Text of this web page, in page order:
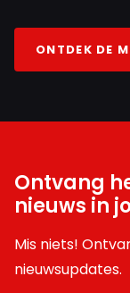
ONTDEK DE
Ontvang
nieuws in
Mis niets!
nieuwsupdates.